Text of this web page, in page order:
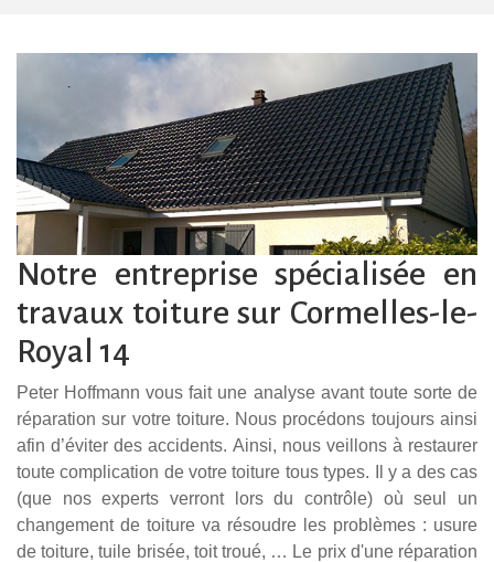
Notre entreprise spécialisée en
travaux toiture sur Cormelles-le-
Royal 14
Peter Hoffmann vous fait une analyse avant toute sorte de
réparation sur votre toiture. Nous procédons toujours ainsi
afin d’éviter des accidents. Ainsi, nous veillons à restaurer
toute complication de votre toiture tous types. Il y a des cas
(que nos experts verront lors du contrôle) où seul un
changement de toiture va résoudre les problèmes : usure
de toiture, tuile brisée, toit troué, … Le prix d'une réparation